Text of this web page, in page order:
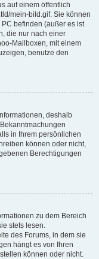
auf einem öffentlich
mein-bild.gif. Sie können
befinden (außer es ist
die nur nach einer
Mailboxen, mit einem
benutze den
deshalb
in Ihrem persönlichen
können oder nicht,
Berechtigungen
zu dem Bereich
stets lesen.
des Forums, in dem sie
hängt es von Ihren
können oder nicht.